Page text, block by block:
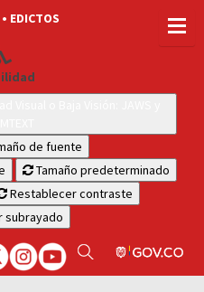
• EDICTOS
de fuente
Tamaño predeterminado
Restablecer contraste
subrayado